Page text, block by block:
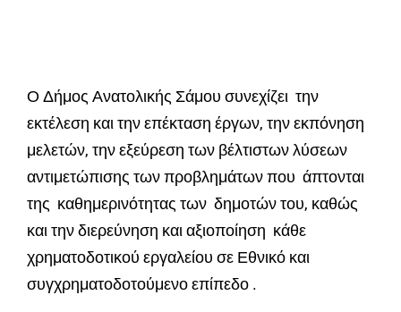
Ο Δήμος Ανατολικής Σάμου συνεχίζει την
εκτέλεση και την επέκταση έργων, την εκπόνηση
μελετών, την εξεύρεση των βέλτιστων λύσεων
αντιμετώπισης των προβλημάτων που άπτονται
της καθημερινότητας των δημοτών του, καθώς
και την διερεύνηση και αξιοποίηση κάθε
χρηματοδοτικού εργαλείου σε Εθνικό και
συγχρηματοδοτούμενο επίπεδο .